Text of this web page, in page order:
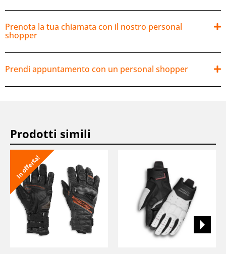
Prenota la tua chiamata con il nostro personal
shopper
Prendi appuntamento con un personal shopper
Prodotti simili
In offerta!